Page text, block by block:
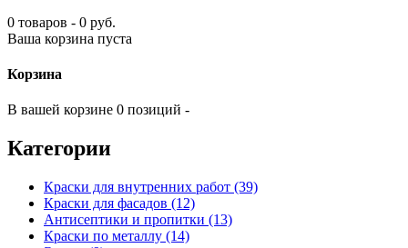
0 товаров - 0 руб.
Ваша корзина пуста
Корзина
В вашей корзине 0 позиций -
Категории
Краски для внутренних работ (39)
Краски для фасадов (12)
Антисептики и пропитки (13)
Краски по металлу (14)